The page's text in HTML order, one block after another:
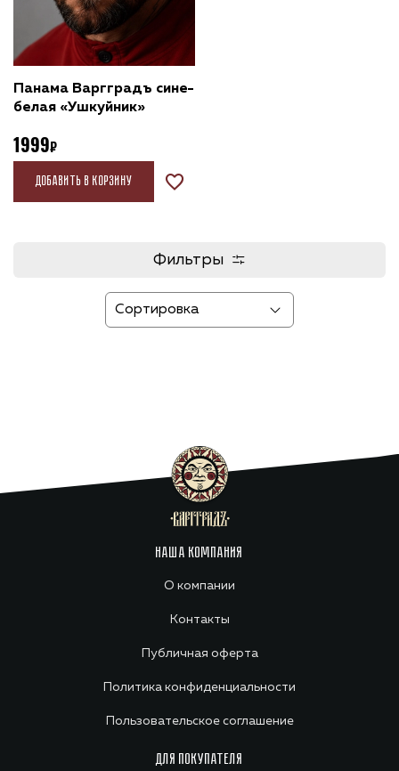
Панама Варгградъ сине-
белая «Ушкуйник»
1999
Добавить в корзину
Фильтры
НАША КОМПАНИЯ
О компании
Контакты
Публичная оферта
Политика конфиденциальности
Пользовательское соглашение
ДЛЯ ПОКУПАТЕЛЯ